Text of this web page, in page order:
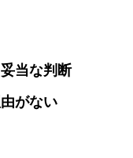
当な判断
がない